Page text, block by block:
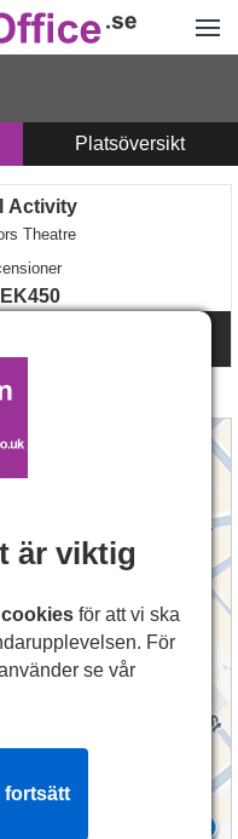
Platsöversikt
Activity
Theatre
är viktig
för att vi ska
För
se vår
fortsätt